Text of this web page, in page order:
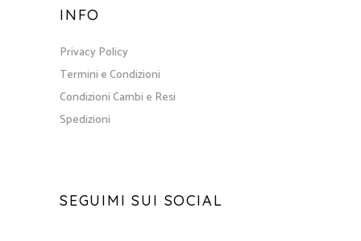
INFO
Privacy Policy
Termini e Condizioni
Condizioni Cambi e Resi
Spedizioni
SEGUIMI SUI SOCIAL